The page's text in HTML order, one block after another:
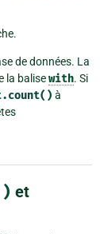
de données. La
la balisewith. Si
à
et